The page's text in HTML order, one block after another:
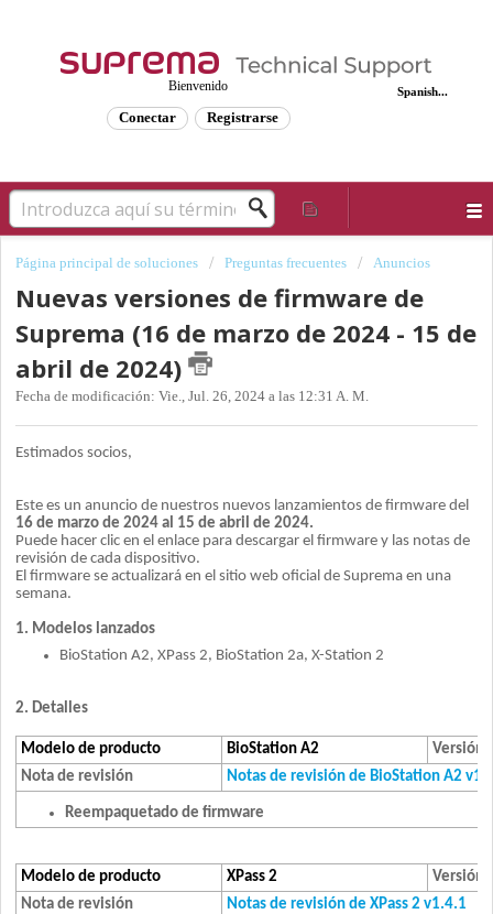
Spanish...
Bienvenido
Conectar Registrarse
Página principal de soluciones Preguntas frecuentes Anuncios
Nuevas versiones de firmware de
Suprema (16 de marzo de 2024 - 15 de
abril de 2024)
Fecha de modificación: Vie., Jul. 26, 2024 a las 12:31 A. M.
Estimados socios,
Este es un anuncio de nuestros nuevos lanzamientos de firmware del
16 de marzo de 2024 al 15 de abril de 2024.
Puede hacer clic en el enlace para descargar el firmware y las notas de
revisión de cada dispositivo.
El firmware se actualizará en el sitio web oficial de Suprema en una
semana.
1. Modelos lanzados
BioStation A2, XPass 2, BioStation 2a, X-Station 2
2. Detalles
Modelo de producto BioStation A2
Versión
Nota de revisión
Notas de revisión de BioStation A2
Reempaquetado de firmware
Modelo de producto XPass 2
Versión
Nota de revisión
Notas de revisión de XPass 2 v1.4.1